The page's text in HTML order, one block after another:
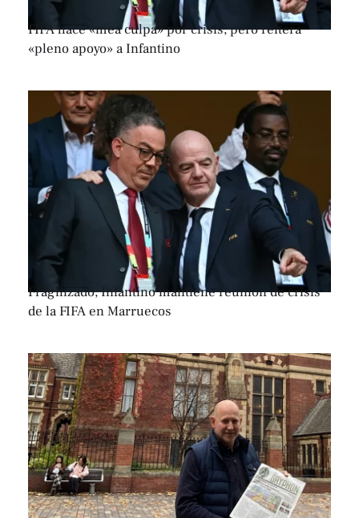
FIFA hace «mea culpa» por crisis, pero reitera
«pleno apoyo» a Infantino
Fragilizado, Infantino mantiene reunión de crisis
de la FIFA en Marruecos